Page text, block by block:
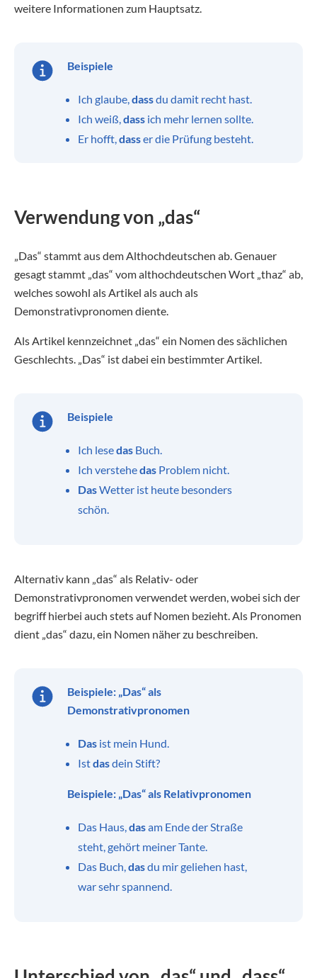
weitere Informationen zum Hauptsatz.
Beispiele
Ich glaube,dassdu damit recht hast.
Ich weiß,dass ich mehr lernen sollte.
Er hofft,dasser die Prüfung besteht.
Verwendung von „das“
„Das“ stammt aus dem Althochdeutschen ab. Genauer
gesagt stammt „das“ vom althochdeutschen Wort „thaz“ ab,
welches sowohl als Artikel als auch als
Demonstrativpronomen diente.
Als Artikel kennzeichnet „das“ ein Nomen des sächlichen
Geschlechts. „Das“ ist dabei ein bestimmter Artikel.
Beispiele
Ich lesedas Buch.
Ich verstehedas Problem nicht.
DasWetter ist heute besonders
schön.
Alternativ kann „das“ als Relativ- oder
Demonstrativpronomen verwendet werden, wobei sich der
begriff hierbei auch stets auf Nomen bezieht. Als Pronomen
dient „das“ dazu, ein Nomen näher zu beschreiben.
Beispiele: „Das“ als
Demonstrativpronomen
Das ist mein Hund.
Istdasdein Stift?
Beispiele: „Das“ als Relativpronomen
Das Haus,dasam Ende der Straße
steht, gehört meiner Tante.
Das Buch,dasdu mir geliehen hast,
war sehr spannend.